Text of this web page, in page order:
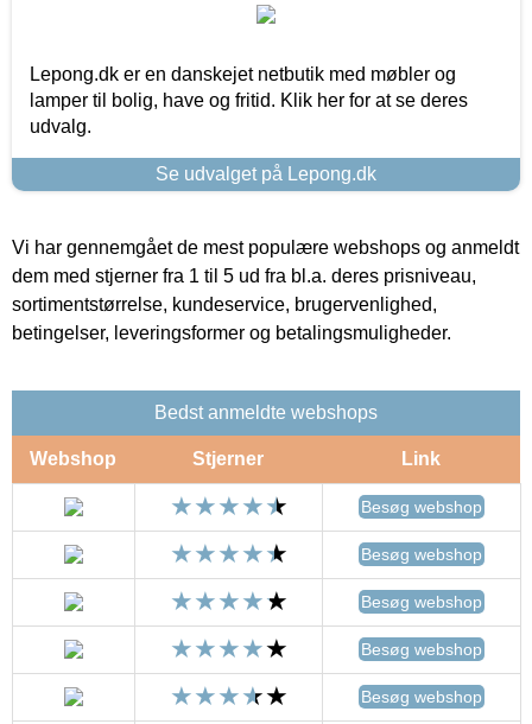
Lepong.dk er en danskejet netbutik med møbler og
lamper til bolig, have og fritid. Klik her for at se deres
udvalg.
Se udvalget på Lepong.dk
Vi har gennemgået de mest populære webshops og anmeldt
dem med stjerner fra 1 til 5 ud fra bl.a. deres prisniveau,
sortimentstørrelse, kundeservice, brugervenlighed,
betingelser, leveringsformer og betalingsmuligheder.
Bedst anmeldte webshops
Webshop Stjerner Link
Besøg webshop
Besøg webshop
Besøg webshop
Besøg webshop
Besøg webshop